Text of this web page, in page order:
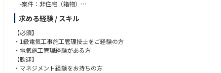
-案件：非住宅（箱物）
-工程管理、現場管理、原価管理、材料管理
-安全管理、施工図作成（CAD使用経験を持ちの方歓迎）
※1案件につき1名～複数名で施工管理を担当することになります。
【案件内容】
●建築電気設備分野
-受変電・配電設備：受変電設備、幹線/動力設備、電灯コンセント設備
求める経験 / スキル
【必須】
・1級電気工事施工管理技士をご経験の方
・電気施工管理経験がある方
【歓迎】
・マネジメント経験をお持ちの方